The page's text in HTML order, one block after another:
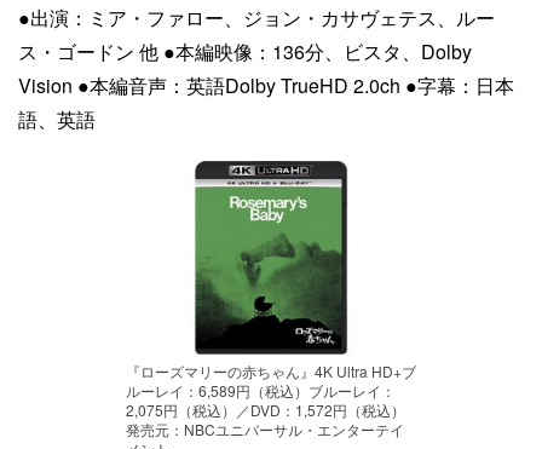
●出演：ミア・ファロー、ジョン・カサヴェテス、ルー
ス・ゴードン 他 ●本編映像：136分、ビスタ、Dolby
Vision ●本編音声：英語Dolby TrueHD 2.0ch ●字幕：日本
語、英語
『ローズマリーの赤ちゃん』4K Ultra HD+ブ
ルーレイ：6,589円（税込）ブルーレイ：
2,075円（税込）／DVD：1,572円（税込）
発売元：NBCユニバーサル・エンターテイ